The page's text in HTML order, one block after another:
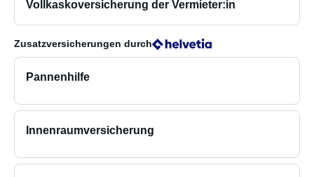
Vollkaskoversicherung der Vermieter:in
Zusatzversicherungen durch
Pannenhilfe
Innenraumversicherung